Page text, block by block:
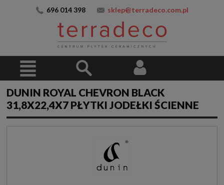
696 014 398 sklep@terradeco.com.pl
DUNIN ROYAL CHEVRON BLACK
31,8X22,4X7 PŁYTKI JODEŁKI ŚCIENNE